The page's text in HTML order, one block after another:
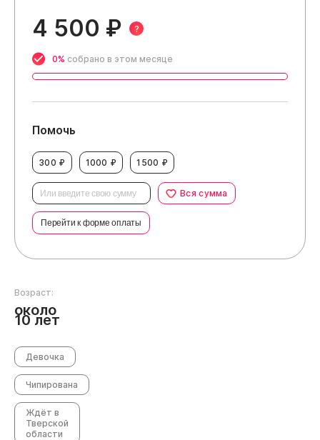
4 500 ₽ ?
0% собрано в этом месяце
Помочь
300 ₽ 1000 ₽ 1500 ₽
Вся сумма
Перейти к форме оплаты
Возраст:
около
10 лет
Девочка
Чипирована
Ждёт в
Тверской
области